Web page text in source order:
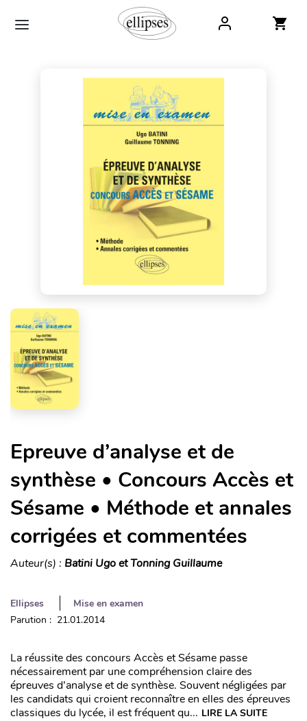
Epreuve d’analyse et de
synthèse • Concours Accès et
Sésame • Méthode et annales
corrigées et commentées
Auteur(s) : Batini Ugo et Tonning Guillaume
Ellipses
Mise en examen
Parution : 21.01.2014
La réussite des concours Accès et Sésame passe
nécessairement par une compréhension claire des
épreuves d’analyse et de synthèse. Souvent négligées par
les candidats qui croient reconnaître en elles des épreuves
classiques du lycée, il est fréquent qu... LIRE LA SUITE